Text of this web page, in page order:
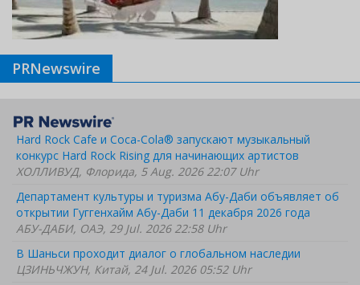
PRNewswire
Hard Rock Cafe и Coca-Cola® запускают музыкальный
конкурс Hard Rock Rising для начинающих артистов
ХОЛЛИВУД, Флорида, 5 Aug. 2026 22:07 Uhr
Департамент культуры и туризма Абу-Даби объявляет об
открытии Гуггенхайм Абу-Даби 11 декабря 2026 года
АБУ-ДАБИ, ОАЭ, 29 Jul. 2026 22:58 Uhr
В Шаньси проходит диалог о глобальном наследии
ЦЗИНЬЧЖУН, Китай, 24 Jul. 2026 05:52 Uhr